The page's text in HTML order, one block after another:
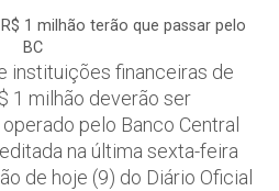
1 milhão terão que passar pelo
BC
instituições financeiras de
1 milhão deverão ser
pelo Banco Central
na última sexta-feira
de hoje (9) do Diário Oficial